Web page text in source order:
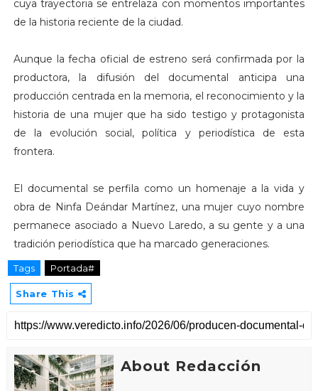
cuya trayectoria se entrelaza con momentos importantes
de la historia reciente de la ciudad.
Aunque la fecha oficial de estreno será confirmada por la
productora, la difusión del documental anticipa una
producción centrada en la memoria, el reconocimiento y la
historia de una mujer que ha sido testigo y protagonista
de la evolución social, política y periodística de esta
frontera.
El documental se perfila como un homenaje a la vida y
obra de Ninfa Deándar Martínez, una mujer cuyo nombre
permanece asociado a Nuevo Laredo, a su gente y a una
tradición periodística que ha marcado generaciones.
Tags Portada#
Share This
About Redacción